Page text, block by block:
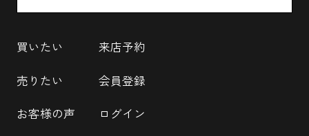
買いたい
売りたい
お客様の声
来店予約
会員登録
ログイン